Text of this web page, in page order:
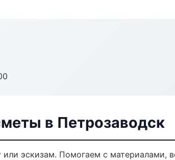
в Петрозаводск
эскизам. Помогаем с материалами,